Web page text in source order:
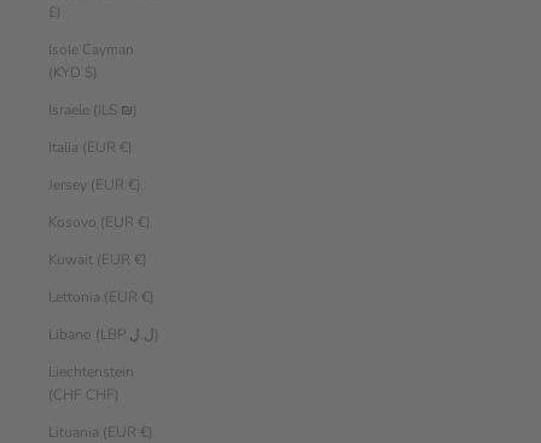
£)
Isole Cayman
(KYD $)
Israele (ILS ₪)
Italia (EUR €)
Jersey (EUR €)
Kosovo (EUR €)
Kuwait (EUR €)
Lettonia (EUR €)
Libano (LBP ل.ل)
Liechtenstein
(CHF CHF)
Lituania (EUR €)